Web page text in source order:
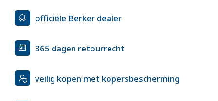
officiële Berker dealer
365 dagen retourrecht
veilig kopen met kopersbescherming